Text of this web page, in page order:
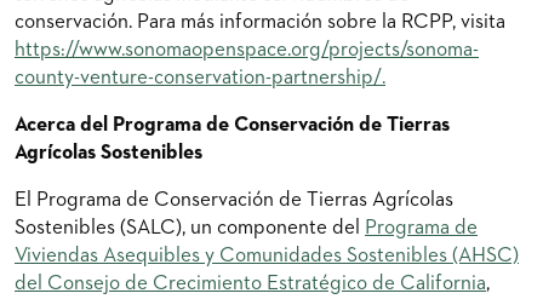
conservación. Para más información sobre la RCPP, visita
https://www.sonomaopenspace.org/projects/sonoma-
county-venture-conservation-partnership/.
Acerca del Programa de Conservación de Tierras
Agrícolas Sostenibles
El Programa de Conservación de Tierras Agrícolas
Sostenibles (SALC), un componente del
Programa de
Viviendas Asequibles y Comunidades Sostenibles (AHSC)
del Consejo de Crecimiento Estratégico de California,